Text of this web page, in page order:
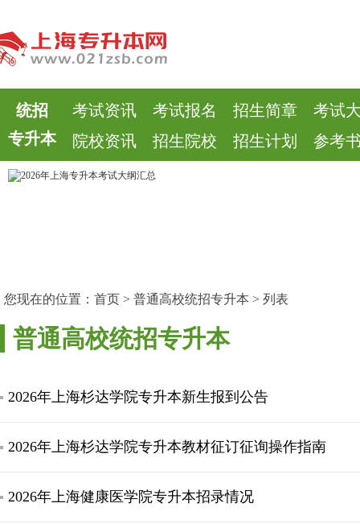
统招
专升本
考试资讯 考试报名 招生简章
考试
院校资讯
招生院校 招生计划 参考
您现在的位置： 首页 > 普通高校统招专升本 > 列表
普通高校统招专升本
2026年上海杉达学院专升本新生报到公告
2026年上海杉达学院专升本教材征订征询操作指南
2026年上海健康医学院专升本招录情况